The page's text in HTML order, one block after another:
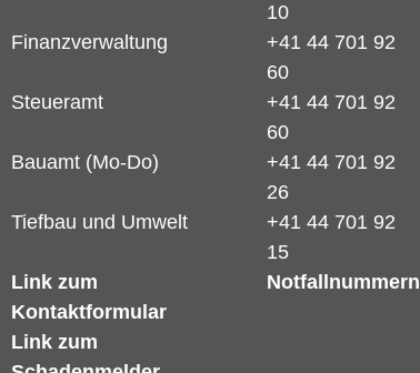
10
Finanzverwaltung
+41 44 701 92
60
Steueramt
+41 44 701 92
60
Bauamt (Mo-Do)
+41 44 701 92
26
Tiefbau und Umwelt
Link zum
Kontaktformular
Link zum
+41 44 701 92
15
Notfallnummern